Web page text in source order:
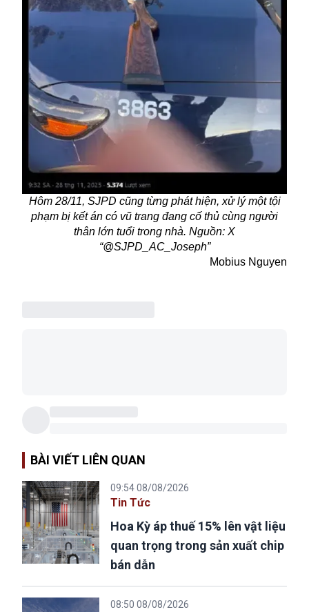
Hôm 28/11, SJPD cũng từng phát hiện, xử lý một tội
phạm bị kết án có vũ trang đang cố thủ cùng người
thân lớn tuổi trong nhà. Nguồn: X
“@SJPD_AC_Joseph”
Mobius Nguyen
BÀI VIẾT LIÊN QUAN
09:54 08/08/2026
Tin Tức
Hoa Kỳ áp thuế 15% lên vật liệu
quan trọng trong sản xuất chip
bán dẫn
08:50 08/08/2026